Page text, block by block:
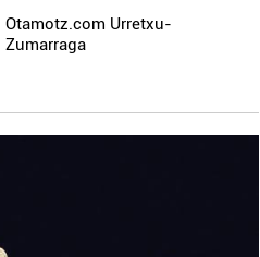
Otamotz.com Urretxu-
Zumarraga